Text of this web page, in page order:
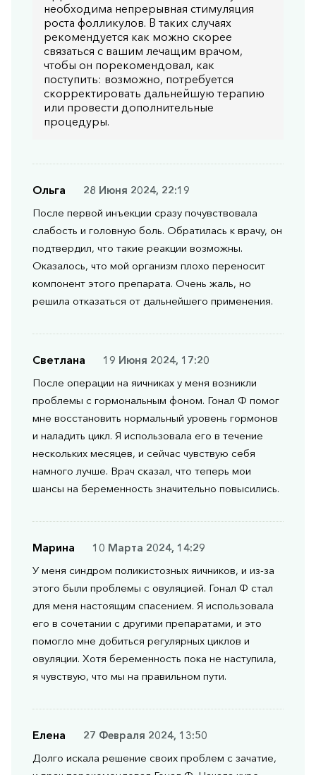
необходима непрерывная стимуляция
роста фолликулов. В таких случаях
рекомендуется как можно скорее
связаться с вашим лечащим врачом,
чтобы он порекомендовал, как
поступить: возможно, потребуется
скорректировать дальнейшую терапию
или провести дополнительные
процедуры.
Ольга
28 Июня 2024, 22:19
После первой инъекции сразу почувствовала
слабость и головную боль. Обратилась к врачу, он
подтвердил, что такие реакции возможны.
Оказалось, что мой организм плохо переносит
компонент этого препарата. Очень жаль, но
решила отказаться от дальнейшего применения.
Светлана
19 Июня 2024, 17:20
После операции на яичниках у меня возникли
проблемы с гормональным фоном. Гонал Ф помог
мне восстановить нормальный уровень гормонов
и наладить цикл. Я использовала его в течение
нескольких месяцев, и сейчас чувствую себя
намного лучше. Врач сказал, что теперь мои
шансы на беременность значительно повысились.
Марина
10 Марта 2024, 14:29
У меня синдром поликистозных яичников, и из-за
этого были проблемы с овуляцией. Гонал Ф стал
для меня настоящим спасением. Я использовала
его в сочетании с другими препаратами, и это
помогло мне добиться регулярных циклов и
овуляции. Хотя беременность пока не наступила,
я чувствую, что мы на правильном пути.
Елена
27 Февраля 2024, 13:50
Долго искала решение своих проблем с зачатие,